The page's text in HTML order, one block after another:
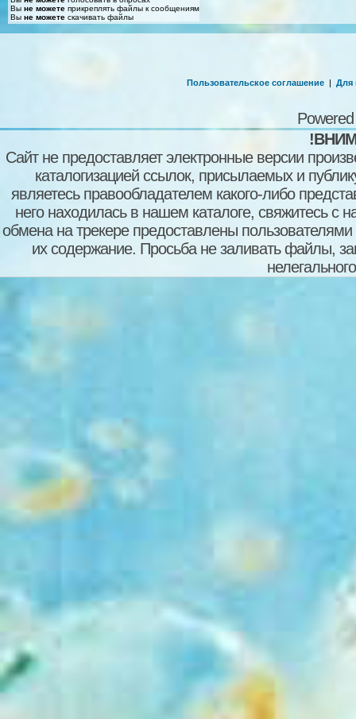
Вы не можете прикреплять файлы к сообщениям
Вы не можете скачивать файлы
Пользовательское соглашение | Для
Сайт не предоставляет электронные версии
каталогизацией ссылок, присылаемых и
являетесь правообладателем какого-либо
него находилась в нашем каталоге, свяжитесь
обмена на трекере предоставлены пользователями
их содержание. Просьба не заливать файлы,